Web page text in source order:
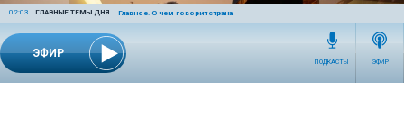
ЭФИР
02:03 | ГЛАВНЫЕ ТЕМЫ ДНЯ Главное. О чем говорит страна
ПОДКАСТЫ ЭФИР